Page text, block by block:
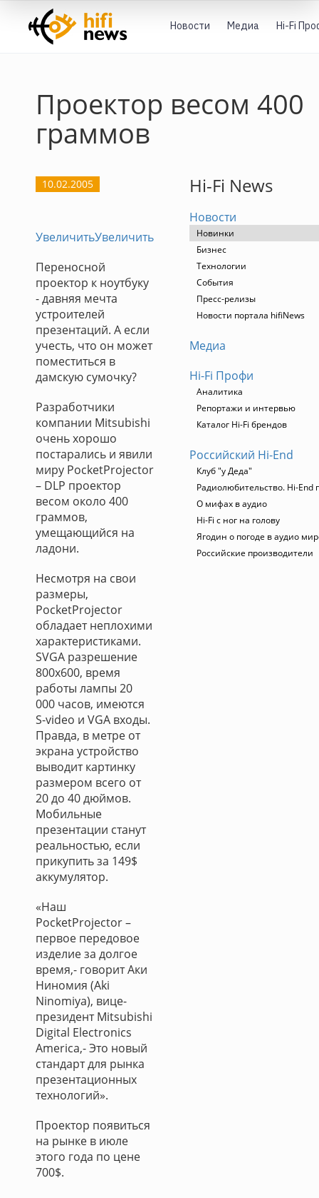
Новости Медиа Hi-Fi
Проектор весом 400
граммов
10.02.2005
УвеличитьУвеличить
Переносной
проектор к ноутбуку
- давняя мечта
устроителей
презентаций. А если
учесть, что он может
поместиться в
дамскую сумочку?
Разработчики
компании Mitsubishi
очень хорошо
постарались и явили
миру PocketProjector
– DLP проектор
весом около 400
граммов,
умещающийся на
ладони.
Несмотря на свои
размеры,
PocketProjector
обладает неплохими
характеристиками.
SVGA разрешение
800x600, время
работы лампы 20
000 часов, имеются
S-video и VGA входы.
Правда, в метре от
экрана устройство
выводит картинку
размером всего от
20 до 40 дюймов.
Мобильные
презентации станут
реальностью, если
прикупить за 149$
аккумулятор.
«Наш
PocketProjector –
первое передовое
изделие за долгое
время,- говорит Аки
Ниномия (Aki
Ninomiya), вице-
президент Mitsubishi
Digital Electronics
America,- Это новый
стандарт для рынка
презентационных
технологий».
Проектор появиться
на рынке в июле
этого года по цене
700$.
Hi-Fi News
Новости
Новинки
Бизнес
Технологии
События
Пресс-релизы
Новости портала hifiNews
Медиа
Hi-Fi Профи
Аналитика
Репортажи и интервью
Каталог Hi-Fi брендов
Российский Hi-End
Клуб "у Деда"
Радиолюбительство. Hi-End
О мифах в аудио
Hi-Fi с ног на голову
Ягодин о погоде в аудио
Российские производители